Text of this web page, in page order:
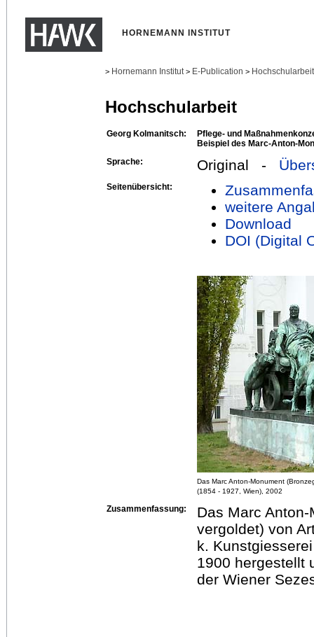
HORNEMANN INSTITUT
> Hornemann Institut > E-Publication >
Hochschularbeit
Georg Kolmanitsch:
Pflege- und
Beispiel des Marc-Anton-
Sprache:
Original -
Seitenübersicht:
weitere
Download
DOI (Digital
Das Marc Anton-Monument
(1854 - 1927, Wien), 2002
Zusammenfassung:
Das Marc
vergoldet) von
k.
1900 hergestellt
der Wiener